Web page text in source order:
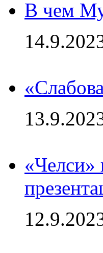
В чем
«Челси»